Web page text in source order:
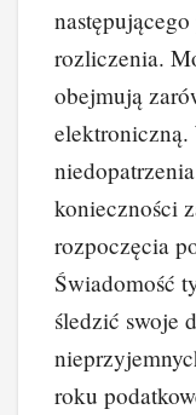
rozliczenia.
obejmują
elektroniczną.
konieczności
rozpoczęcia
Świadomość
śledzić swoje
roku